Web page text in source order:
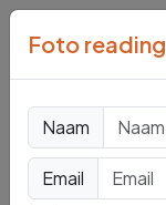
Mediums en
Foto reading
Naam
Email